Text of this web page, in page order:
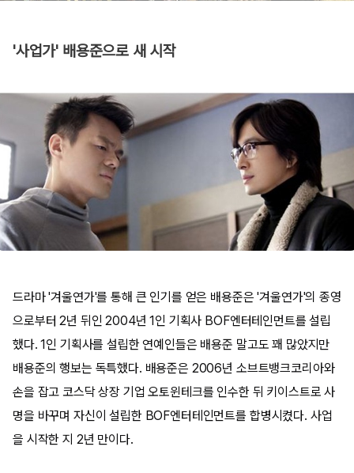
'사업가' 배용준으로 새 시작
드라마 '겨울연가'를 통해 큰 인기를 얻은 배용준은 '겨울연가'의 종영
으로부터 2년 뒤인 2004년 1인 기획사 BOF엔터테인먼트를 설립
했다. 1인 기획사를 설립한 연예인들은 배용준 말고도 꽤 많았지만
배용준의 행보는 독특했다. 배용준은 2006년 소브트뱅크코리아와
손을 잡고 코스닥 상장 기업 오토윈테크를 인수한 뒤 키이스트로 사
명을 바꾸며 자신이 설립한 BOF엔터테인먼트를 합병시켰다. 사업
을 시작한 지 2년 만이다.